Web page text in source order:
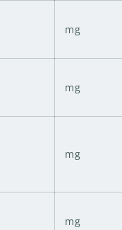
mg
mg
mg
mg